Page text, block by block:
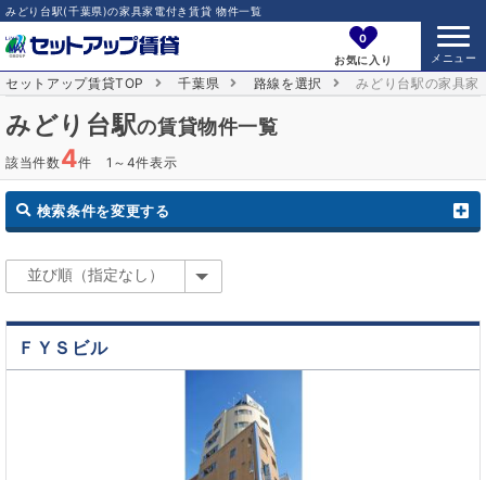
みどり台駅(千葉県)の家具家電付き賃貸 物件一覧
0
お気に入り
セットアップ賃貸TOP 千葉県 路線を選択 みどり台駅の家具家
みどり台駅の賃貸物件一覧
該当件数4件 1～4件表示
検索条件を変更する
ＦＹＳビル